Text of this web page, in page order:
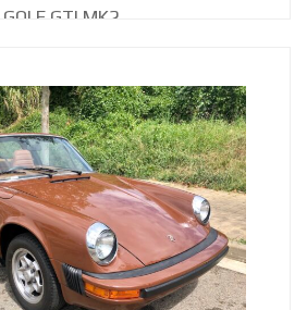
GTI MK2
perfecto estado de
y interior del coche en buen
golpes, sin podridos. Pintura nueva
en perfecto estado listo para
mm (158,9 plg). Ancho 1700